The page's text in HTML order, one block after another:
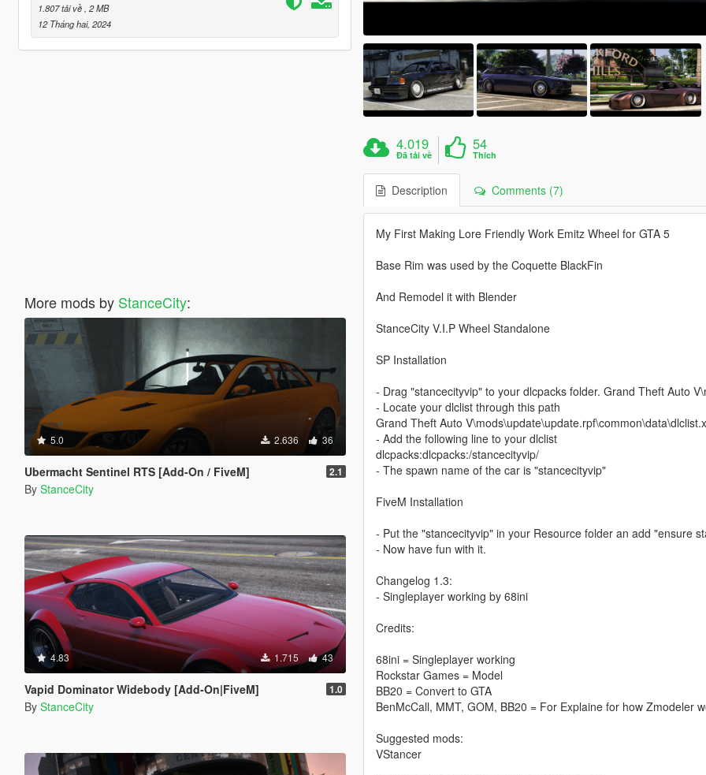
1.807 tải về , 2 MB
12 Tháng hai, 2024
More mods by StanceCity:
5.0 2.636 36
Ubermacht Sentinel RTS [Add-On / FiveM] 2.1
By StanceCity
4.83 1.715 43
Vapid Dominator Widebody [Add-On|FiveM] 1.0
By StanceCity
4.019
Đã tải về
54
Thích
Description Comments (7)
My First Making Lore Friendly Work Emitz Wheel for GTA 5
Base Rim was used by the Coquette BlackFin
And Remodel it with Blender
StanceCity V.I.P Wheel Standalone
SP Installation
- Drag "stancecityvip" to your dlcpacks folder. Grand Theft Auto
- Locate your dlclist through this path
Grand Theft Auto
- Add the following line to your dlclist
dlcpacks:dlcpacks:/stancecityvip/
- The spawn name of the car is "stancecityvip"
FiveM Installation
- Put the "stancecityvip" in your Resource folder an add "ensure
- Now have fun with it.
Changelog 1.3:
- Singleplayer working by 68ini
Credits:
68ini = Singleplayer working
Rockstar Games = Model
BB20 = Convert to GTA
BenMcCall, MMT, GOM, BB20 = For Explaine for how Zmodeler
Suggested mods:
VStancer